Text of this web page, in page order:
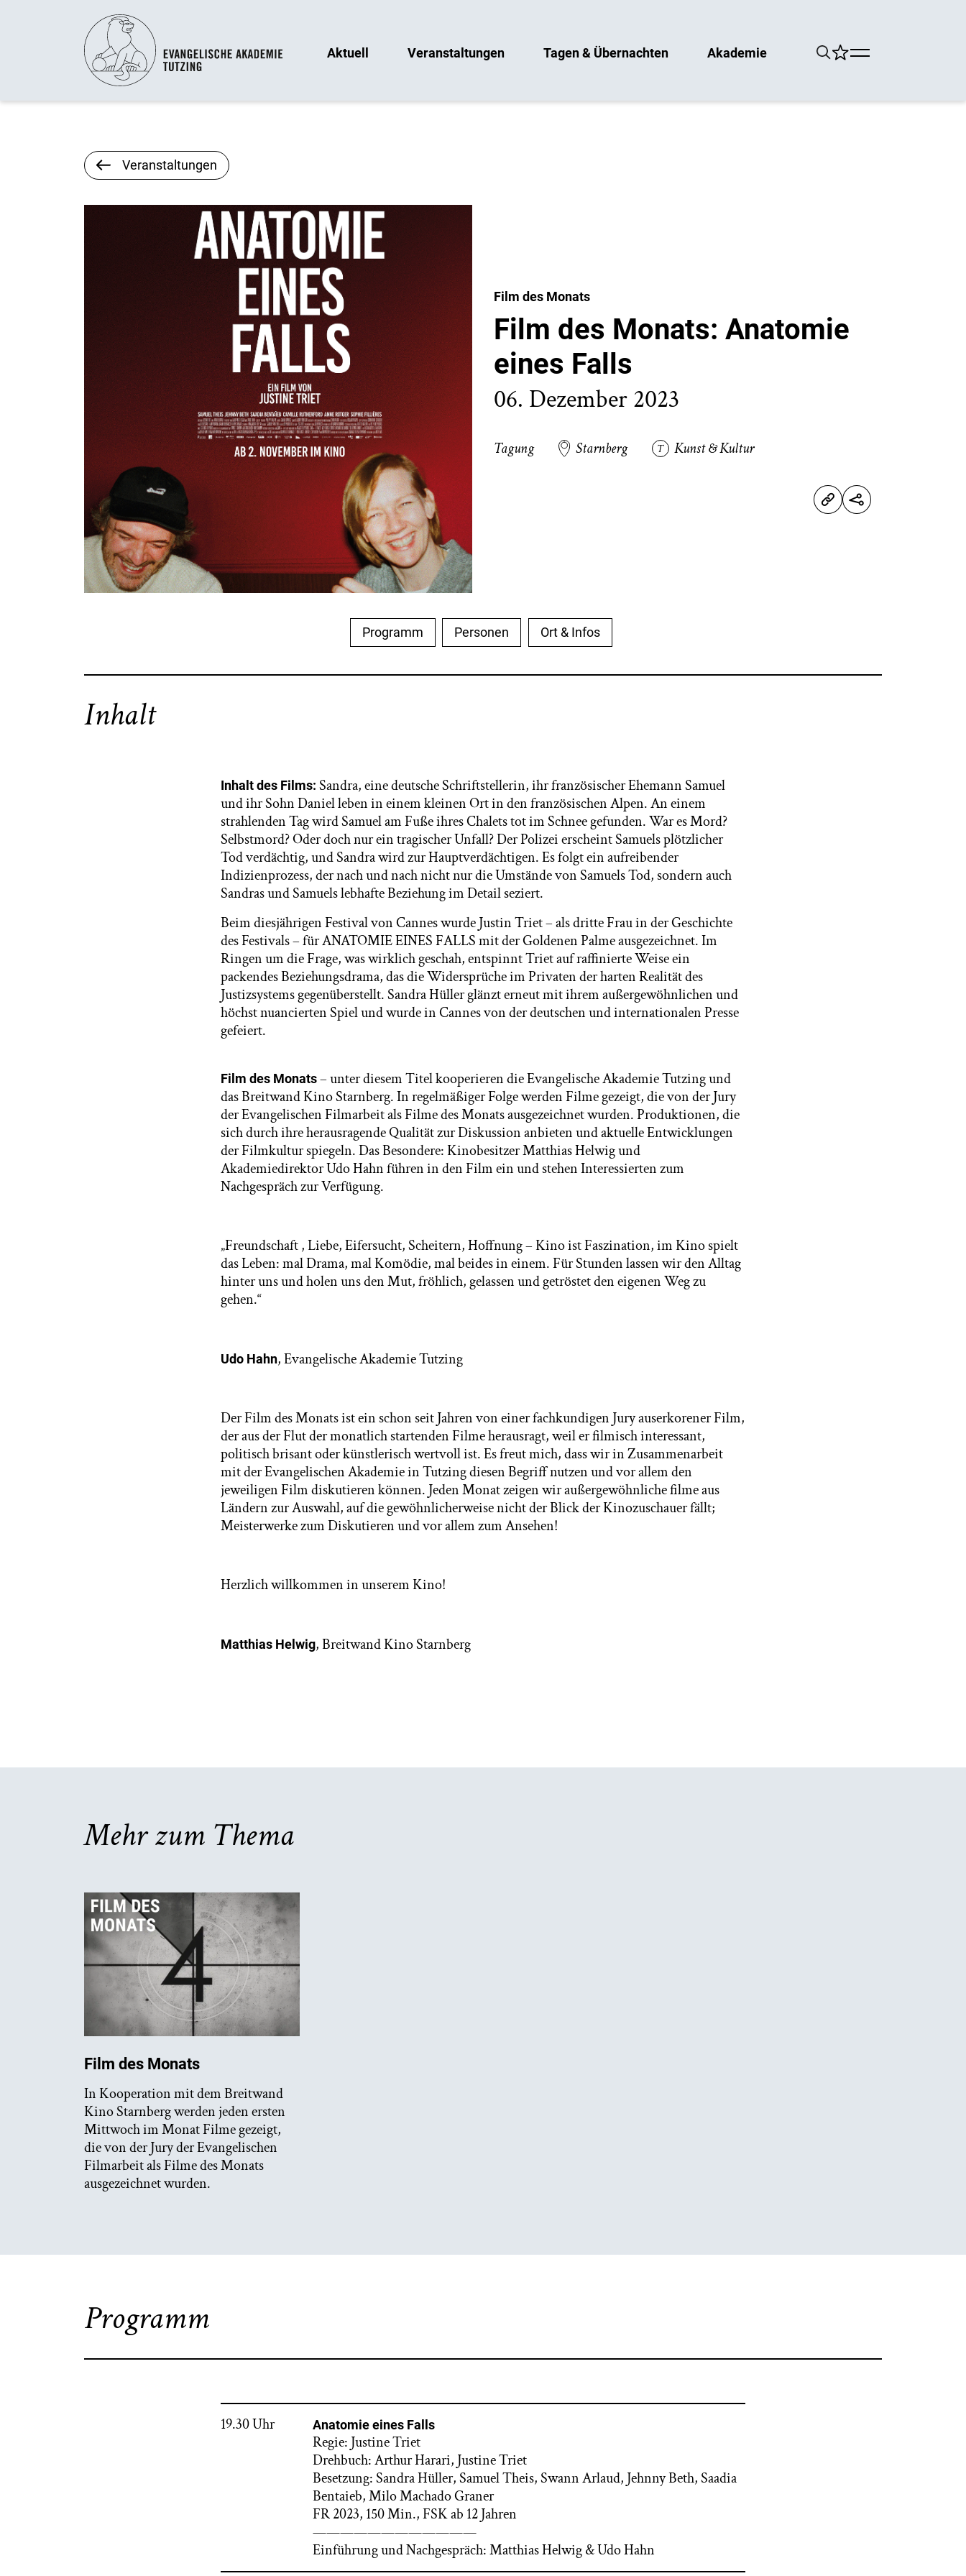
Aktuell Veranstaltungen Tagen & Übernachten Akademie
Veranstaltungen
Film des Monats
Film des Monats: Anatomie
eines Falls
06. Dezember 2023
Tagung Starnberg Kunst & Kultur
Programm Personen Ort & Infos
Inhalt
Inhalt des Films: Sandra, eine deutsche Schriftstellerin, ihr französischer Ehemann Samuel
und ihr Sohn Daniel leben in einem kleinen Ort in den französischen Alpen. An einem
strahlenden Tag wird Samuel am Fuße ihres Chalets tot im Schnee gefunden. War es Mord?
Selbstmord? Oder doch nur ein tragischer Unfall? Der Polizei erscheint Samuels plötzlicher
Tod verdächtig, und Sandra wird zur Hauptverdächtigen. Es folgt ein aufreibender
Indizienprozess, der nach und nach nicht nur die Umstände von Samuels Tod, sondern auch
Sandras und Samuels lebhafte Beziehung im Detail seziert.
Beim diesjährigen Festival von Cannes wurde Justin Triet – als dritte Frau in der Geschichte
des Festivals – für ANATOMIE EINES FALLS mit der Goldenen Palme ausgezeichnet. Im
Ringen um die Frage, was wirklich geschah, entspinnt Triet auf raffinierte Weise ein
packendes Beziehungsdrama, das die Widersprüche im Privaten der harten Realität des
Justizsystems gegenüberstellt. Sandra Hüller glänzt erneut mit ihrem außergewöhnlichen und
höchst nuancierten Spiel und wurde in Cannes von der deutschen und internationalen Presse
gefeiert.
Film des Monats– unter diesem Titel kooperieren die Evangelische Akademie Tutzing und
das Breitwand Kino Starnberg. In regelmäßiger Folge werden Filme gezeigt, die von der Jury
der Evangelischen Filmarbeit als Filme des Monats ausgezeichnet wurden. Produktionen, die
sich durch ihre herausragende Qualität zur Diskussion anbieten und aktuelle Entwicklungen
der Filmkultur spiegeln. Das Besondere: Kinobesitzer Matthias Helwig und
Akademiedirektor Udo Hahn führen in den Film ein und stehen Interessierten zum
Nachgespräch zur Verfügung.
„Freundschaft , Liebe, Eifersucht, Scheitern, Hoffnung – Kino ist Faszination, im Kino spielt
das Leben: mal Drama, mal Komödie, mal beides in einem. Für Stunden lassen wir den Alltag
hinter uns und holen uns den Mut, fröhlich, gelassen und getröstet den eigenen Weg zu
gehen.“
Udo Hahn, Evangelische Akademie Tutzing
Der Film des Monats ist ein schon seit Jahren von einer fachkundigen Jury auserkorener Film,
der aus der Flut der monatlich startenden Filme herausragt, weil er filmisch interessant,
politisch brisant oder künstlerisch wertvoll ist. Es freut mich, dass wir in Zusammenarbeit
mit der Evangelischen Akademie in Tutzing diesen Begriff nutzen und vor allem den
jeweiligen Film diskutieren können. Jeden Monat zeigen wir außergewöhnliche filme aus
Ländern zur Auswahl, auf die gewöhnlicherweise nicht der Blick der Kinozuschauer fällt;
Meisterwerke zum Diskutieren und vor allem zum Ansehen!
Herzlich willkommen in unserem Kino!
Matthias Helwig, Breitwand Kino Starnberg
Mehr zum Thema
Film des Monats
In Kooperation mit dem Breitwand
Kino Starnberg werden jeden ersten
Mittwoch im Monat Filme gezeigt,
die von der Jury der Evangelischen
Filmarbeit als Filme des Monats
ausgezeichnet wurden.
Programm
19.30 Uhr Anatomie eines Falls
Regie: Justine Triet
Drehbuch: Arthur Harari, Justine Triet
Besetzung: Sandra Hüller, Samuel Theis, Swann Arlaud, Jehnny Beth, Saadia
Bentaieb, Milo Machado Graner
FR 2023, 150 Min., FSK ab 12 Jahren
————————————
Einführung und Nachgespräch: Matthias Helwig & Udo Hahn